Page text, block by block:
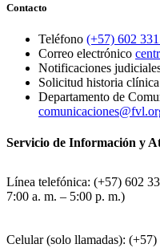
Contacto
Teléfono (+57) 602
Correo electrónico
Notificaciones
Solicitud historia clínica
Departamento de
Servicio de Información y
Línea telefónica: (+57) 602
7:00 a. m. – 5:00 p. m.)
Celular (solo llamadas):